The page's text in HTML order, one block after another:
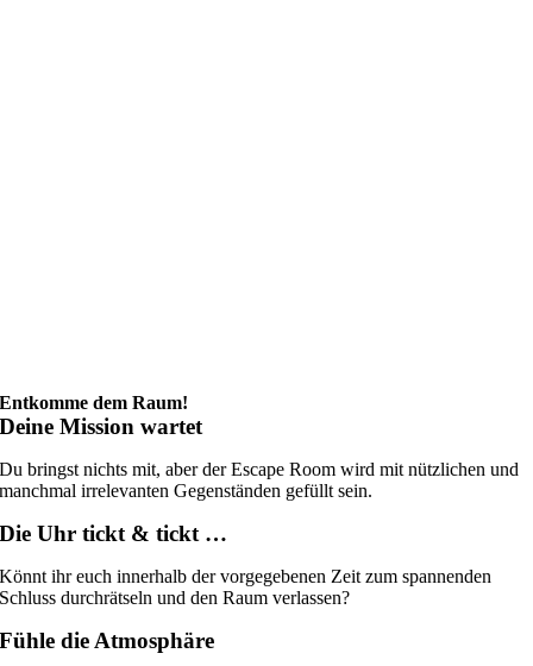
Entkomme dem Raum!
Deine Mission wartet
Du bringst nichts mit, aber der Escape Room wird mit nützlichen und
manchmal irrelevanten Gegenständen gefüllt sein.
Die Uhr tickt & tickt …
Könnt ihr euch innerhalb der vorgegebenen Zeit zum spannenden
Schluss durchrätseln und den Raum verlassen?
Fühle die Atmosphäre